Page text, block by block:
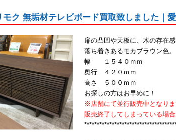
ク 無垢材テレビボード買取致しました｜
扉の凸凹や天板に、木の存在
落ち着きあるモカブラウン色。
幅 １５４０ｍｍ
奥行 ４２０ｍｍ
高さ ５００ｍｍ
お探しの方はお早めに！
※店舗にて並行販売中となり
販売終了してしまっている場